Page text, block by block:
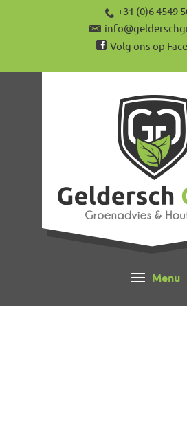
+31 (0)6 4549
Volg ons op